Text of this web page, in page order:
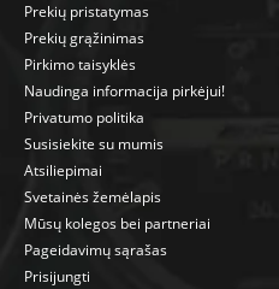
Prekių pristatymas
Prekių grąžinimas
Pirkimo taisyklės
Naudinga informacija pirkėjui!
Privatumo politika
Susisiekite su mumis
Atsiliepimai
Svetainės žemėlapis
Mūsų kolegos bei partneriai
Pageidavimų sąrašas
Prisijungti